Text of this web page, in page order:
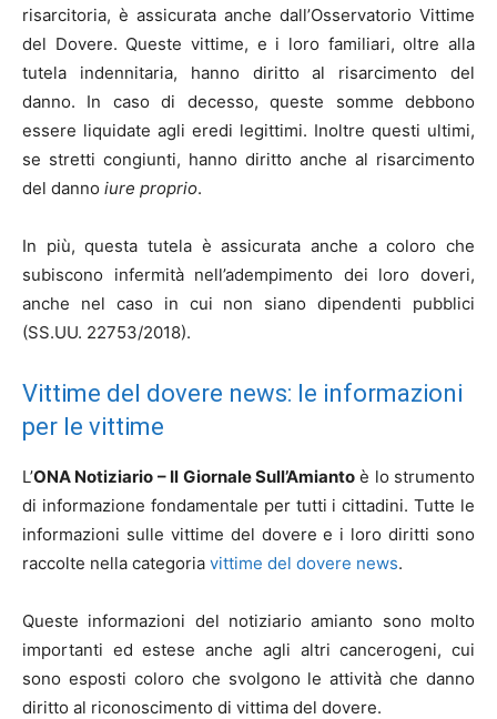
risarcitoria, è assicurata anche dall’Osservatorio Vittime
del Dovere. Queste vittime, e i loro familiari, oltre alla
tutela indennitaria, hanno diritto al risarcimento del
danno. In caso di decesso, queste somme debbono
essere liquidate agli eredi legittimi. Inoltre questi ultimi,
se stretti congiunti, hanno diritto anche al risarcimento
del danno iure proprio.
In più, questa tutela è assicurata anche a coloro che
subiscono infermità nell’adempimento dei loro doveri,
anche nel caso in cui non siano dipendenti pubblici
(SS.UU. 22753/2018).
Vittime del dovere news: le informazioni
per le vittime
L’ONA Notiziario – Il Giornale Sull’Amiantoè lo strumento
di informazione fondamentale per tutti i cittadini. Tutte le
informazioni sulle vittime del dovere e i loro diritti sono
raccolte nella categoria vittime del dovere news.
Queste informazioni del notiziario amianto sono molto
importanti ed estese anche agli altri cancerogeni, cui
sono esposti coloro che svolgono le attività che danno
diritto al riconoscimento di vittima del dovere.